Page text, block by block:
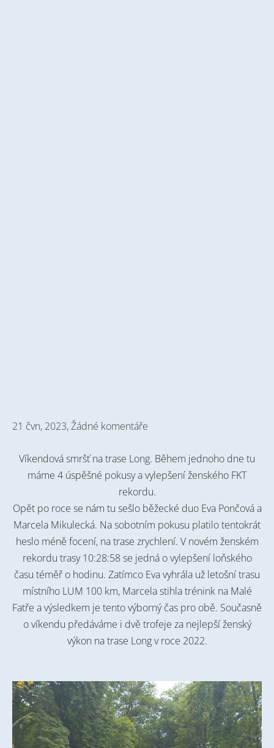
21 čvn, 2023,Žádné komentáře
Víkendová smršť na trase Long. Během jednoho dne tu
máme 4 úspěšné pokusy a vylepšení ženského FKT
rekordu.
Opět po roce se nám tu sešlo běžecké duo Eva Pončová a
Marcela Mikulecká. Na sobotním pokusu platilo tentokrát
heslo méně focení, na trase zrychlení. V novém ženském
rekordu trasy 10:28:58 se jedná o vylepšení loňského
času téměř o hodinu. Zatímco Eva vyhrála už letošní trasu
místního LUM 100 km, Marcela stihla trénink na Malé
Fatře a výsledkem je tento výborný čas pro obě. Současně
o víkendu předáváme i dvě trofeje za nejlepší ženský
výkon na trase Long v roce 2022.